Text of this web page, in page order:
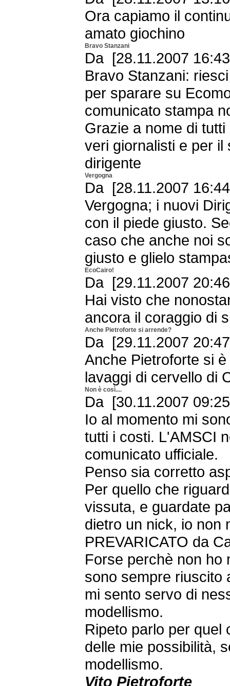
Ora capiamo il
amato giochino
Bravo Stanzani
Da [28.11.2007
Bravo Stanzani:
per sparare su
comunicato stampa
Grazie a nome di
veri giornalisti e per
dirigente
Vergogna
Da [28.11.2007
Vergogna; i nuovi
con il piede giusto.
caso che anche noi
giusto e glielo
EcoCairo!
Da [29.11.2007
Hai visto che
ancora il coraggio di
Anche Pietroforte si arrende?
Da [29.11.2007
Anche Pietroforte si
lavaggi di cervello di
Non è così....
Da [30.11.2007
Io al momento mi
tutti i costi. L'AMSCI
comunicato ufficiale.
Penso sia corretto
Per quello che
vissuta, e guardate
dietro un nick, io non
PREVARICATO da
Forse perchè non ho
sono sempre riuscito
mi sento servo di
modellismo.
Ripeto parlo per quel
delle mie possibilità,
modellismo.
Vito Pietroforte